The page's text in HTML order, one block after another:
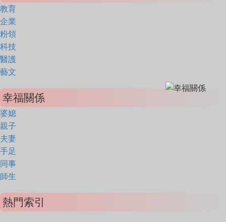
教育
企業
粉領
科技
醫護
藝文
幸福關係
婆媳
親子
夫妻
手足
同事
師生
熱門索引